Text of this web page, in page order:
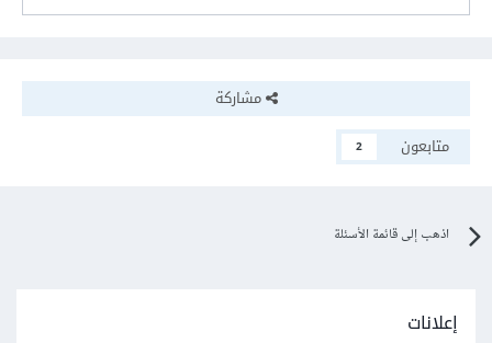
مشاركة
متابعون
2
اذهب إلى قائمة الأسئلة
إعلانات